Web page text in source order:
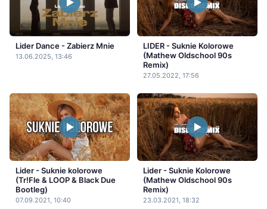
Lider Dance - Zabierz Mnie
13.06.2025, 13:46
LIDER - Suknie Kolorowe
(Mathew Oldschool 90s
Remix)
27.05.2022, 17:56
Lider - Suknie kolorowe
(Tr!Fle & LOOP & Black Due
Bootleg)
07.09.2021, 10:40
Lider - Suknie Kolorowe
(Mathew Oldschool 90s
Remix)
23.03.2021, 18:32